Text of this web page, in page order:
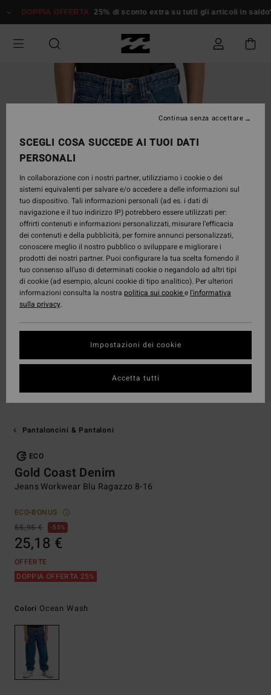
alle
prodotto
DOPPIA OFFERTA 25% di sconto extra su tutti gli articoli in saldo*
Pantaloncini & Pantaloni
ECO
Gold Coast Denim
Jeans Workwear Blu Ragazzo 8-16
ECO-BONUS
55,95 €
55%
25,18 €
OFFERTE
DOPPIA OFFERTA 25%
Colori Ocean Wash
SCEGLI COSA SUCCEDE AI TUOI DATI
PERSONALI
In collaborazione con i nostri partner, utilizziamo i cookie o dei
sistemi equivalenti per salvare e/o accedere a delle informazioni sul
tuo dispositivo. Tali informazioni personali (ad es. i dati di
navigazione e il tuo indirizzo IP) potrebbero essere utilizzati per:
offrirti contenuti e informazioni personalizzati, misurare l’efficacia
dei contenuti e della pubblicità, per fornire annunci personalizzati,
conoscere meglio il nostro pubblico o sviluppare e migliorare i
prodotti dei nostri partner. Puoi configurare la tua scelta fornendo il
tuo consenso all’uso di determinati cookie o negandolo ad altri tipi
di cookie (ad esempio, alcuni cookie di tipo analitico). Per ulteriori
informazioni consulta la nostra politica sui cookiee l'informativa
sulla privacy.
Impostazioni dei cookie
Continua senza accettare
Accetta tutti